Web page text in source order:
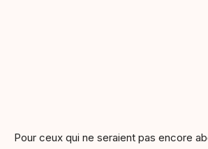
Pour ceux qui ne seraient pas encore